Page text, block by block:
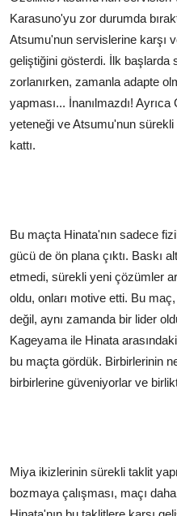
Karasuno'yu zor durumda
Atsumu'nun servislerine karşı
geliştiğini gösterdi. İlk başlarda
zorlanırken, zamanla adapte
yapması... İnanılmazdı!
yeteneği ve Atsumu'nun
kattı.
Bu maçta Hinata'nın sadece
gücü de ön plana çıktı. Baskı
etmedi, sürekli yeni çözümler
oldu, onları motive etti. Bu
değil, aynı zamanda bir lider
Kageyama ile Hinata
bu maçta gördük. Birbirlerinin
birbirlerine güveniyorlar ve
Miya ikizlerinin sürekli taklit
bozmaya çalışması, maçı